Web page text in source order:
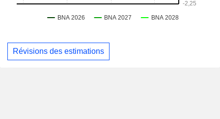
Révisions des estimations